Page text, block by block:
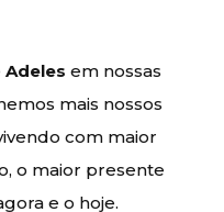
Adeles em nossas
mais nossos
com maior
o maior presente
e o hoje.